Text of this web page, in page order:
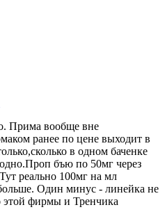
Прима вообще вне
ранее по цене выходит в
в одном баченке
бъю по 50мг через
реально 100мг на мл
Один минус - линейка не
фирмы и Тренчика